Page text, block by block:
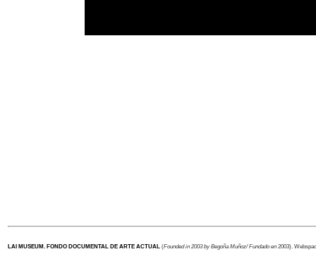
LAI MUSEUM. FONDO DOCUMENTAL DE ARTE ACTUAL (Founded in 2003 by Begoña Muñoz/ Fundado en 2003).